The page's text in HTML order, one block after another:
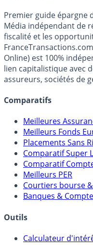
FranceTransactions.com
Premier guide épargne
Média indépendant de
fiscalité et les
Online) est 100%
assureurs, sociétés de
Comparatifs
Meilleures
Meilleurs Fonds
Placements Sans
Comparatif Super
Comparatif
Meilleurs PER
Banques &
Outils